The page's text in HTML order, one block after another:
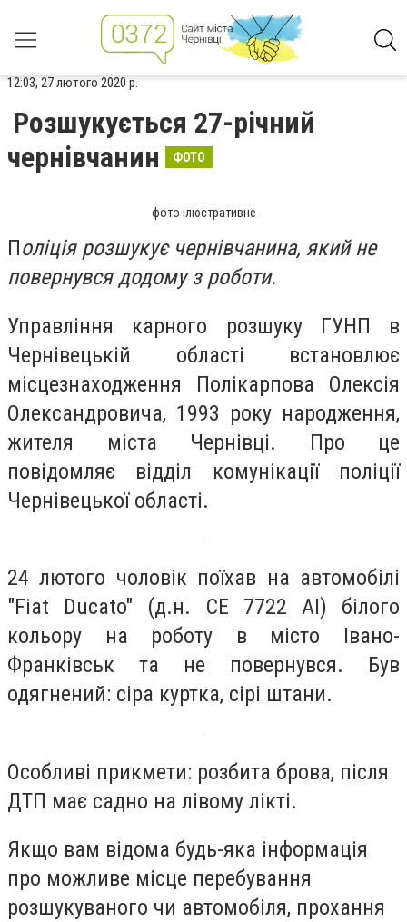
12:03, 27 лютого 2020 р.
Розшукується 27-річний
чернівчанин
ФОТО
фото ілюстративне
Поліція розшукує чернівчанина, який не
повернувся додому з роботи.
Управління карного розшуку ГУНП в
Чернівецькій області встановлює
місцезнаходження Полікарпова Олексія
Олександровича, 1993 року народження,
жителя міста Чернівці. Про це
повідомляє відділ комунікації поліції
Чернівецької області.
24 лютого чоловік поїхав на автомобілі
"Fiat Ducаto" (д.н. СЕ 7722 АІ) білого
кольору на роботу в місто Івано-
Франківськ та не повернувся. Був
одягнений: сіра куртка, сірі штани.
Особливі прикмети: розбита брова, після
ДТП має садно на лівому лікті.
Якщо вам відома будь-яка інформація
про можливе місце перебування
розшукуваного чи автомобіля, прохання